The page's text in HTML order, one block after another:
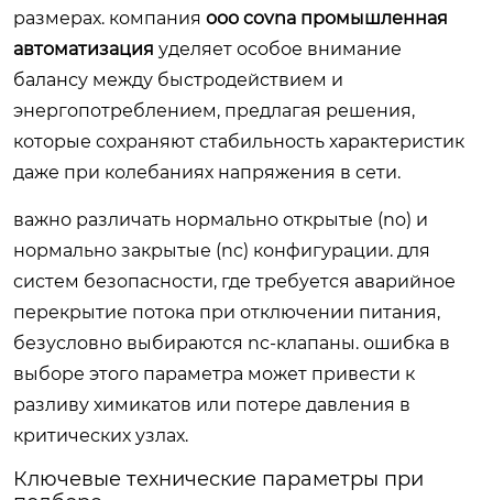
размерах. компания ооо covna промышленная
автоматизация уделяет особое внимание
балансу между быстродействием и
энергопотреблением, предлагая решения,
которые сохраняют стабильность характеристик
даже при колебаниях напряжения в сети.
важно различать нормально открытые (no) и
нормально закрытые (nc) конфигурации. для
систем безопасности, где требуется аварийное
перекрытие потока при отключении питания,
безусловно выбираются nc-клапаны. ошибка в
выборе этого параметра может привести к
разливу химикатов или потере давления в
критических узлах.
Ключевые технические параметры при